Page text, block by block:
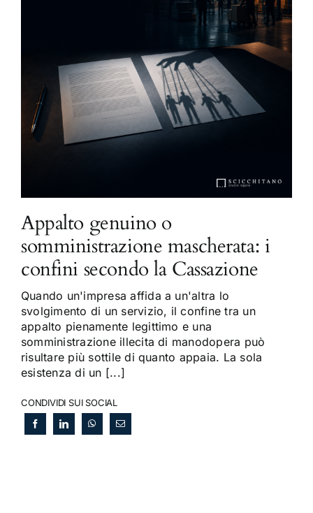
Appalto genuino o
somministrazione mascherata: i
confini secondo la Cassazione
Quando un'impresa affida a un'altra lo
svolgimento di un servizio, il confine tra un
appalto pienamente legittimo e una
somministrazione illecita di manodopera può
risultare più sottile di quanto appaia. La sola
esistenza di un [...]
CONDIVIDI SUI SOCIAL